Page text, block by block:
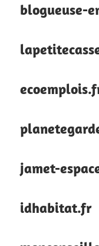
blogueuse-
jamet-
idhabitat.fr